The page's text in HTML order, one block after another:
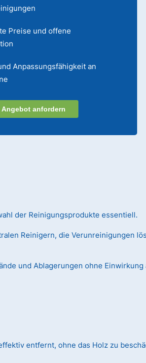
Preise und offene
Anpassungsfähigkeit an
Angebot anfordern
der Reinigungsprodukte essentiell.
Reinigern, die Verunreinigungen
und Ablagerungen ohne
entfernt, ohne das Holz zu